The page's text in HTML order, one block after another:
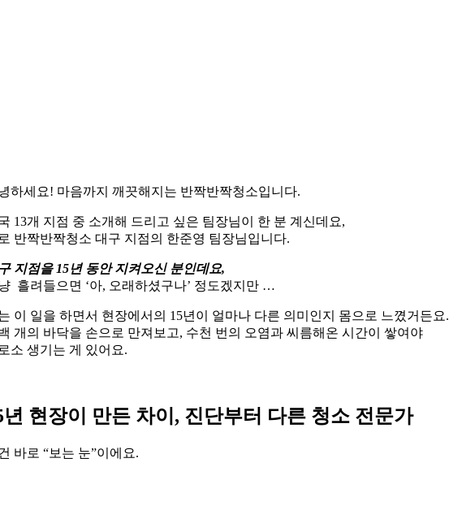
하세요! 마음까지 깨끗해지는 반짝반짝청소입니다.
13개 지점 중 소개해 드리고 싶은 팀장님이 한 분 계신데요,
반짝반짝청소 대구 지점의 한준영 팀장님입니다.
지점을 15년 동안 지켜오신 분인데요,
흘려들으면 ‘아, 오래하셨구나’ 정도겠지만 …
이 일을 하면서 현장에서의 15년이 얼마나 다른 의미인지 몸으로 느꼈거든요.
개의 바닥을 손으로 만져보고, 수천 번의 오염과 씨름해온 시간이 쌓여야
소 생기는 게 있어요.
년 현장이 만든 차이, 진단부터 다른 청소 전문가
바로 “보는 눈”이에요.